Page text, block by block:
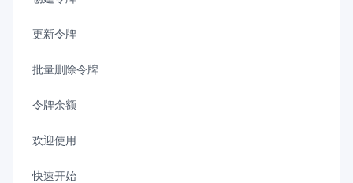
更新令牌
批量删除令牌
令牌余额
欢迎使用
快速开始